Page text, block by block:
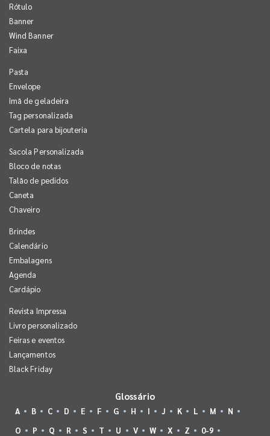
Rótulo
Banner
Wind Banner
Faixa
Pasta
Envelope
Imã de geladeira
Tag personalizada
Cartela para bijouteria
Sacola Personalizada
Bloco de notas
Talão de pedidos
Caneta
Chaveiro
Brindes
Calendário
Embalagens
Agenda
Cardápio
Revista Impressa
Livro personalizado
Feiras e eventos
Lançamentos
Black Friday
Glossário
A B C D E F G H I J K L M
N
O
P Q R S T U V W X Z 0-9